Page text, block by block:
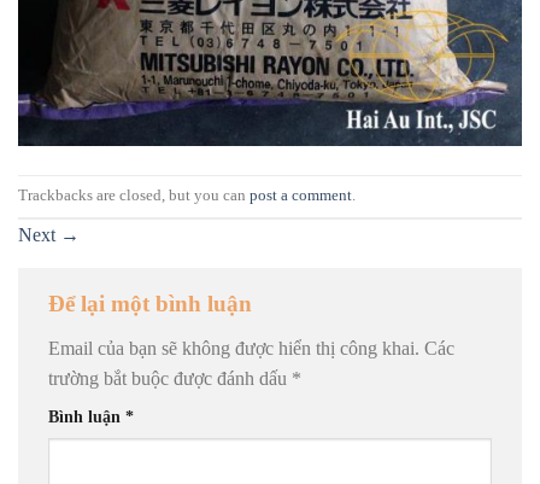
Trackbacks are closed, but you can post a comment.
Next →
Để lại một bình luận
Email của bạn sẽ không được hiển thị công khai. Các
trường bắt buộc được đánh dấu *
Bình luận *